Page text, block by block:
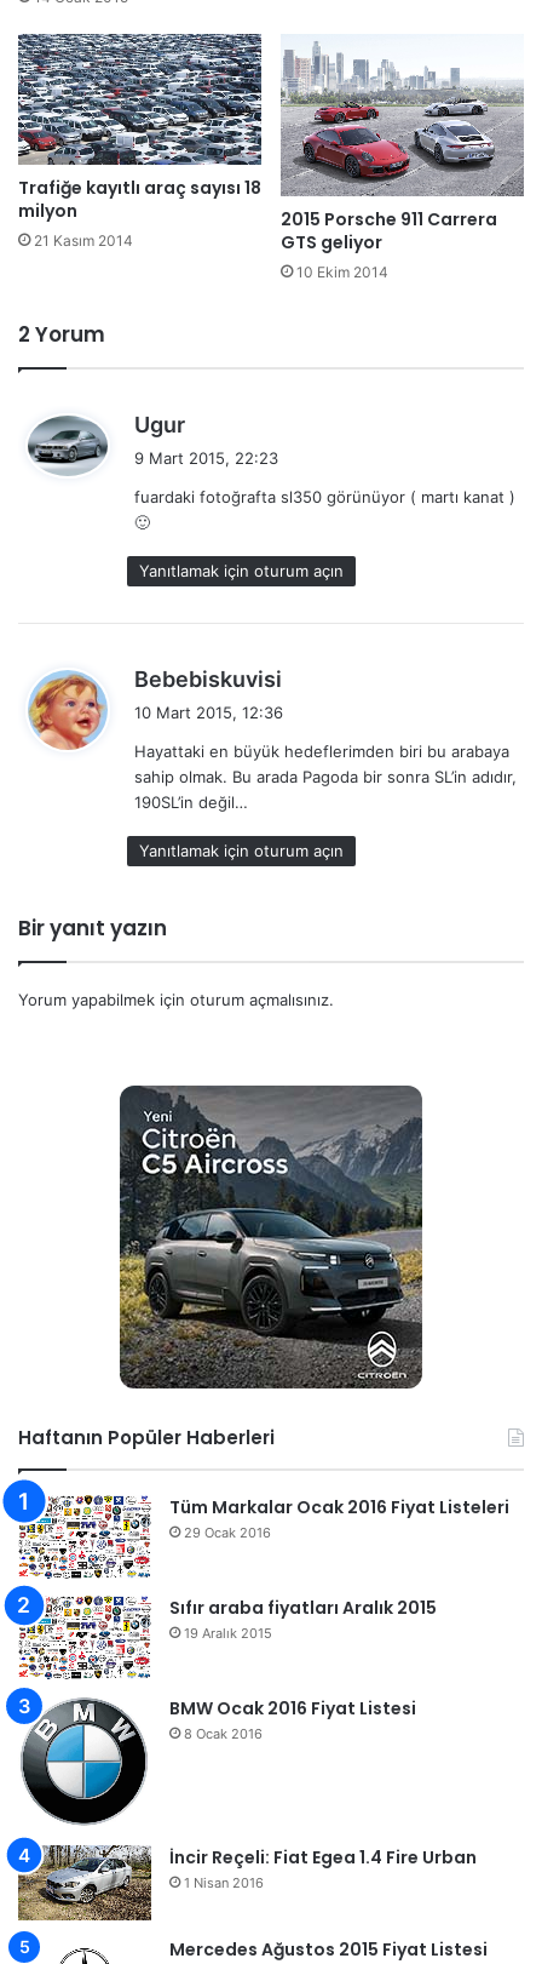
Trafiğe kayıtlı araç sayısı 18
milyon
21 Kasım 2014
2015 Porsche 911 Carrera
GTS geliyor
10 Ekim 2014
2 Yorum
Ugur
e
i
i
:
9 Mart 2015, 22:23
fuardaki fotoğrafta sl350 görünüyor ( martı kanat )
🙂
Yanıtlamak için oturum açın
Bebebiskuvisi
k
:
10 Mart 2015, 12:36
Hayattaki en büyük hedeflerimden biri bu arabaya
sahip olmak. Bu arada Pagoda bir sonra SL’in adıdır,
190SL’in değil…
Yanıtlamak için oturum açın
Bir yanıt yazın
Yorum yapabilmek için oturum açmalısınız.
Haftanın Popüler Haberleri
Tüm Markalar Ocak 2016 Fiyat Listeleri
29 Ocak 2016
Sıfır araba fiyatları Aralık 2015
19 Aralık 2015
BMW Ocak 2016 Fiyat Listesi
8 Ocak 2016
İncir Reçeli: Fiat Egea 1.4 Fire Urban
1 Nisan 2016
Mercedes Ağustos 2015 Fiyat Listesi